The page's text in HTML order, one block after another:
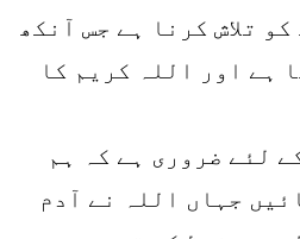
تلاش کرنا ہے جس آنکھ
ہے اور اللہ کریم کا
لئے ضروری ہے کہ ہم
جہاں اللہ نے آدم